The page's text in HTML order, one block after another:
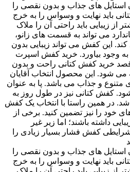
های جذاب و بدون نقصی را
باید نهایت و وسواس را به خرج
زیبایی باید راحتی آن را ملاک
می تواند به قسمت های زانو،
این کفش می تواند زیبایی بدون
وجود بیاورد. خرید کفش اسپرت
خرید کفش کتانی راحت و بدون
می شود. این محصول انتخاب آقایان
متنوع و جذاب می باشد. پا به عنوان
کفش کتانی نیز در طول روز به
در همین راستا با انتخاب یک کفش
خود را نیز تضمین کنید. برخی از
داشته باشند؛ اما زیر غیر
شرایطی کفش فشار بسیار زیادی را
های جذاب و بدون نقصی را
باید نهایت و وسواس را به خرج